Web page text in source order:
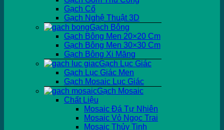
Gạch Cổ
Gạch Nghệ Thuật 3D
Gạch Bông
Gạch Bông Men 20×20 Cm
Gạch Bông Men 30×30 Cm
Gạch Bông Xi Măng
Gạch Lục Giác
Gạch Lục Giác Men
Gạch Mosaic Lục Giác
Gạch Mosaic
Chất Liệu
Mosaic Đá Tự Nhiên
Mosaic Vỏ Ngọc Trai
Mosaic Thủy Tinh